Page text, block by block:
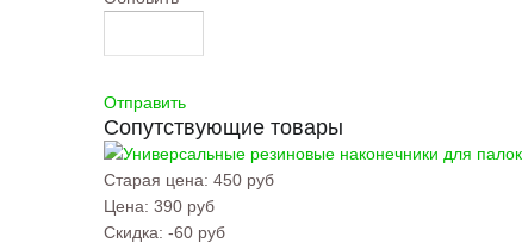
Отправить
Сопутствующие товары
Старая цена: 450 руб
Цена: 390 руб
Скидка: -60 руб